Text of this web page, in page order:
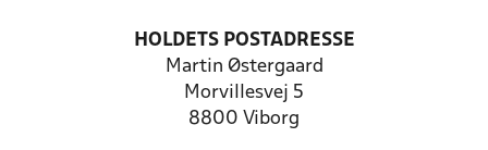
HOLDETS POSTADRESSE
Martin Østergaard
Morvillesvej 5
8800 Viborg